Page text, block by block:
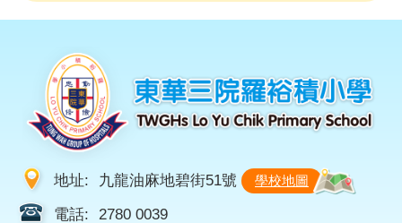
地址: 九龍油麻地碧街51號 學校地圖
電話: 2780 0039